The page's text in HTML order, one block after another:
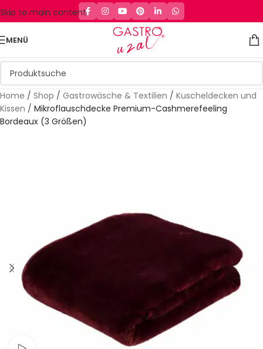
Skip to main content
MENÜ
Home / Shop / Gastrowäsche & Textilien / Kuscheldecken und
Kissen / Mikroflauschdecke Premium-Cashmerefeeling
Bordeaux (3 Größen)